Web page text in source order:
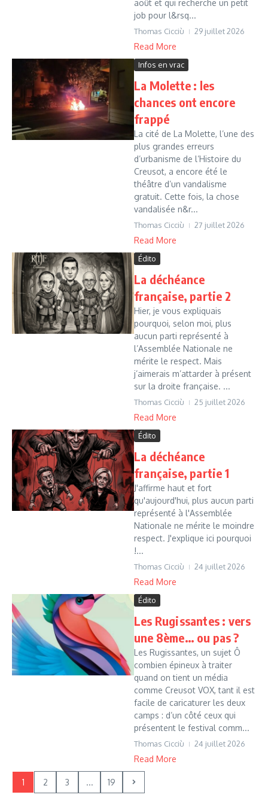
août et qui recherche un petit
job pour l&rsq...
Thomas Cicciù 29 juillet 2026
Read More
Infos en vrac
La Molette : les
chances ont encore
frappé
La cité de La Molette, l’une des
plus grandes erreurs
d’urbanisme de l’Histoire du
Creusot, a encore été le
théâtre d’un vandalisme
gratuit. Cette fois, la chose
vandalisée n&r...
Thomas Cicciù 27 juillet 2026
Read More
Édito
La déchéance
française, partie 2
Hier, je vous expliquais
pourquoi, selon moi, plus
aucun parti représenté à
l’Assemblée Nationale ne
mérite le respect. Mais
j’aimerais m’attarder à présent
sur la droite française. ...
Thomas Cicciù 25 juillet 2026
Read More
Édito
La déchéance
française, partie 1
J'affirme haut et fort
qu'aujourd'hui, plus aucun parti
représenté à l'Assemblée
Nationale ne mérite le moindre
respect. J'explique ici pourquoi
!...
Thomas Cicciù 24 juillet 2026
Read More
Édito
Les Rugissantes : vers
une 8ème… ou pas ?
Les Rugissantes, un sujet Ô
combien épineux à traiter
quand on tient un média
comme Creusot VOX, tant il est
facile de caricaturer les deux
camps : d’un côté ceux qui
présentent le festival comm...
Thomas Cicciù 24 juillet 2026
Read More
1 2 3 ... 19